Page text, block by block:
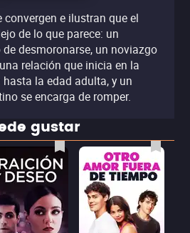
e ilustran que el
de lo que parece: un
desmoronarse, un noviazgo
relación que inicia en la
la edad adulta, y un
se encarga de romper.
gustar